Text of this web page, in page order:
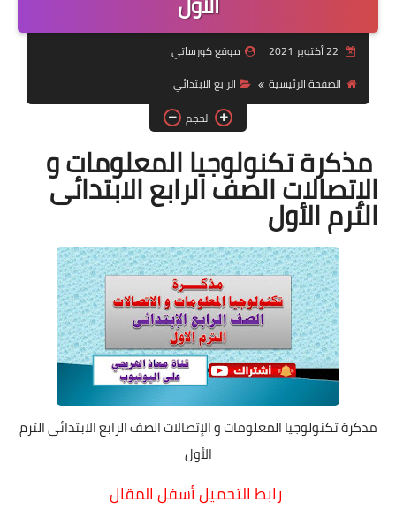
موضوعات
تكنولوجيا
روايات
موقع كورساتي
الصفحة الرئيسية
الرابع الابتدائي
الحجم
مذكرة تكنولوجيا المعلومات و
الإتصالات الصف الرابع الابتدائى
الترم الأول
مذكرة تكنولوجيا المعلومات و الإتصالات الصف الرابع الابتدائى الترم
الأول
رابط التحميل أسفل المقال